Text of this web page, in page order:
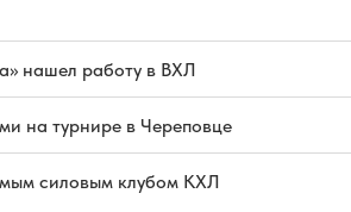
нашел работу в ВХЛ
на турнире в Череповце
силовым клубом КХЛ